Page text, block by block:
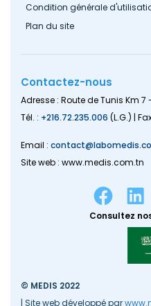
Condition générale
Plan du site
Contactez-nous
Adresse : Route de Tunis Km
Tél. : +216.72.235.006 (L.G.) |
Email :
Site web : www.medis.com.tn
Consultez
© MEDIS 2022
| Site web développé par